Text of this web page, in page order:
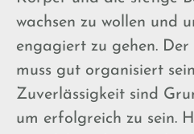
wachsen zu wollen und
engagiert zu gehen.
muss gut organisiert
Zuverlässigkeit sind
um erfolgreich zu sein.